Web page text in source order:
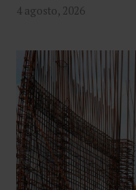
4 agosto, 2026